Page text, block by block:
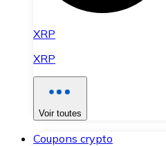
XRP
XRP
Voir toutes
Coupons crypto